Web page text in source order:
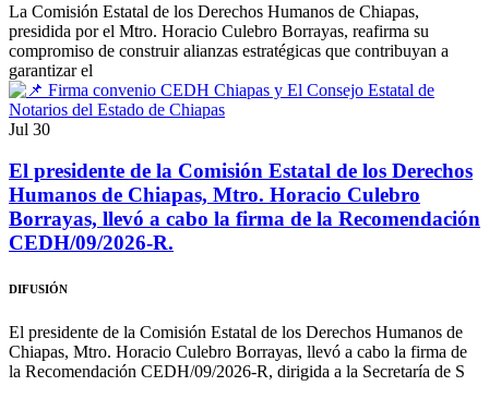
La Comisión Estatal de los Derechos Humanos de Chiapas,
presidida por el Mtro. Horacio Culebro Borrayas, reafirma su
compromiso de construir alianzas estratégicas que contribuyan a
garantizar el
Jul 30
El presidente de la Comisión Estatal de los Derechos
Humanos de Chiapas, Mtro. Horacio Culebro
Borrayas, llevó a cabo la firma de la Recomendación
CEDH/09/2026-R.
DIFUSIÓN
El presidente de la Comisión Estatal de los Derechos Humanos de
Chiapas, Mtro. Horacio Culebro Borrayas, llevó a cabo la firma de
la Recomendación CEDH/09/2026-R, dirigida a la Secretaría de S